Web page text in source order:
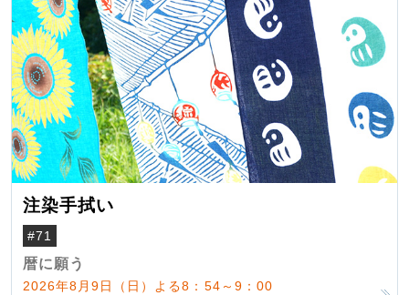
注染手拭い
#71
暦に願う
2026年8月9日（日）よる8：54～9：00